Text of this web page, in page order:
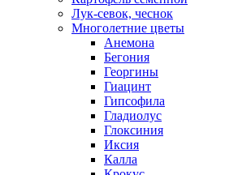
Лук-севок, чеснок
Многолетние цветы
Анемона
Бегония
Георгины
Гиацинт
Гипсофила
Гладиолус
Глоксиния
Иксия
Калла